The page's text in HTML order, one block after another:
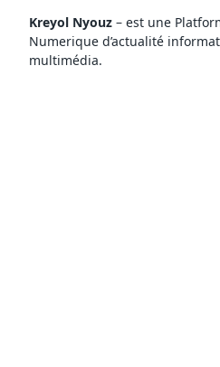
Kreyol Nyouz – est une
Numerique d’actualité
multimédia.